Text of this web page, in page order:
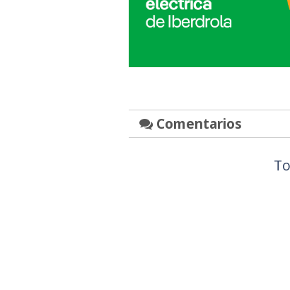
Comentarios